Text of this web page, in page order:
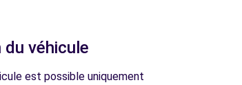
véhicule
est possible uniquement